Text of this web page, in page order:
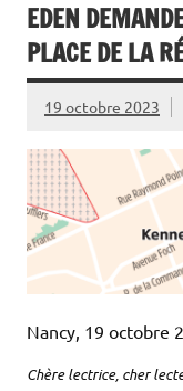
EDEN
PLACE DE LA
19 octobre 2023
Nancy, 19 octobre
Chèrelectrice, cher